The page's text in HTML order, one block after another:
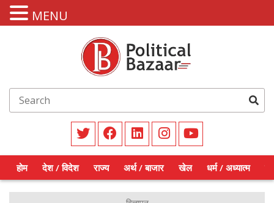
होम देश / विदेश राज्य अर्थ / बाजार खेल धर्म / अध्यात्म
MENU